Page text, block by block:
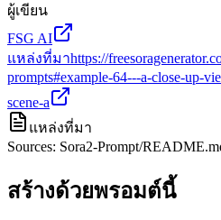
ผู้เขียน
FSG AI
แหล่งที่มาhttps://
prompts#example-64---a-close-up-
scene-a
แหล่งที่มา
Sources: Sora2-Prompt/
สร้างด้วยพรอมต์นี้